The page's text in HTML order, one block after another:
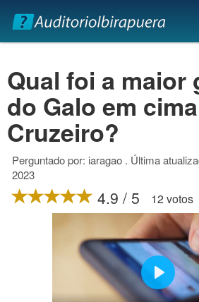
Qual foi a maior
do Galo em
Cruzeiro?
Perguntado por: iaragao . Última
2023
4.9 / 5 12 votos
Play